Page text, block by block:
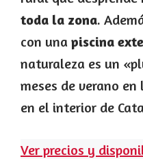
toda la zona.
con una piscina
naturaleza es un
meses de verano
en el interior de
Ver precios y